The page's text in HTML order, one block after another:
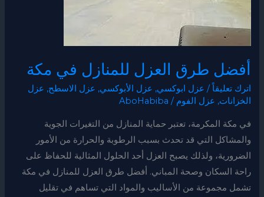
أفضل طرق العزل للمنازل في مكة
اترك تعليقاً / عزل ابوكسي, عزل الأبوكسي, عزل الاسطح, عزل
الخزانات, عزل الفوم /
AboHabiba
في مكة المكرمة، تعتبر حماية المنازل من التغيرات الجوية
والمشاكل التي قد تحدث بسبب الرطوبة والحرارة من الأمور
الضرورية، ولذلك يصبح العزل أحد الحلول المثالية للحفاظ على
راحة السكان وصحة المباني. أفضل طرق العزل للمنازل في مكة
تشمل مجموعة من الأساليب والمواد التي تساهم في تقليل
للمنازل